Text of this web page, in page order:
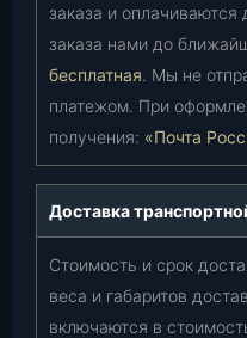
заказа и оплачиваются
заказа нами до
бесплатная. Мы не
платежом. При
получения: «Почта
Доставка
Стоимость и срок
веса и габаритов
включаются в